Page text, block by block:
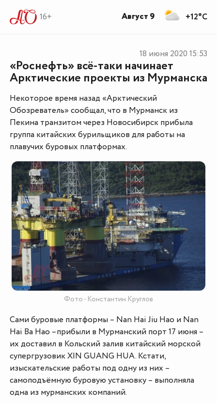
16+
«Роснефть» всё-таки начинает
Арктические проекты из Мурманска
18 июня 2020 15:53
Некоторое время назад «Арктический
Обозреватель» сообщал, что в Мурманск из
Пекина транзитом через Новосибирск прибыла
группа китайских бурильщиков для работы на
плавучих буровых платформах.
Фото - Константин Круглов
Сами буровые платформы – Nan Hai Jiu Hao и Nan
Hai Ba Hao –прибыли в Мурманский порт 17 июня –
их доставил в Кольский залив китайский морской
супергрузовик XIN GUANG HUA. Кстати,
изыскательские работы под одну из них –
самоподъёмную буровую установку – выполняла
одна из мурманских компаний.
+12°C
Август 9